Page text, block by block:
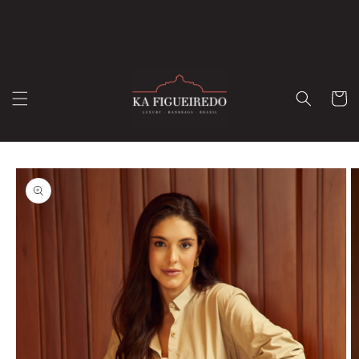
informações
do produto